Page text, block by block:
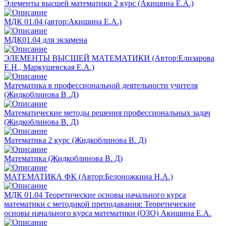
Элементы высшей математики 2 курс (Акишина Е.А.)
МДК 01.04 (автор:Акишина Е.А.)
МДК01.04 для экзамена
ЭЛЕМЕНТЫ ВЫСШЕЙ МАТЕМАТИКИ (Автор:Елизарова
Е.Н., Маркушевская Е.А.)
Математика в профессиональной деятельности учителя
(Жидкоблинова В .Д)
Математические методы решения профессиональных задач
(Жидкоблинова В. Д)
Математика 2 курс (Жидкоблинова В. Д)
Математика (Жидкоблинова В. Д)
МАТЕМАТИКА ФК (Автор:Белоножкина Н.А.)
МДК 01.04 Теоретические основы начального курса
математики с методикой преподавания: Теоретические
основы начального курса математики (ОЗО) Акишина Е.А.